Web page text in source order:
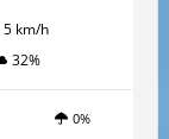
5 km/h
32%
0%